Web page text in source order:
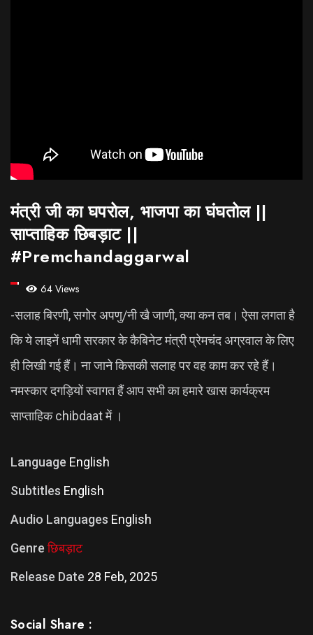
मंत्री जी का घपरोल, भाजपा का घंघतोल ||
साप्ताहिक छिबड़ाट ||
#premchandaggarwal
64 Views
-सलाह बिरणी, सगोेर अपणु/नी खै जाणी, क्या कन तब। ऐसा लगता है
कि ये लाइनें धामी सरकार के कैबिनेट मंत्री प्रेमचंद अग्रवाल के लिए
ही लिखी गई हैं। ना जाने किसकी सलाह पर वह काम कर रहे हैं।
नमस्कार दगड़ियों स्वागत हैं आप सभी का हमारे खास कार्यक्रम
साप्ताहिक chibdaat में ।
Language English
Subtitles English
Audio Languages English
Genre छिबड़ाट
Release Date 28 Feb, 2025
Social Share :